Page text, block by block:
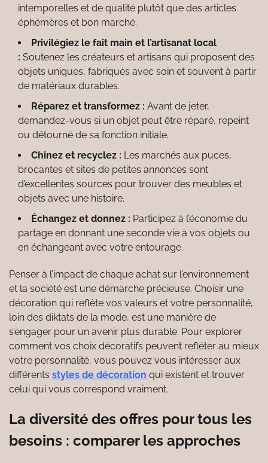
intemporelles et de qualité plutôt que des articles
éphémères et bon marché.
Privilégiez le fait main et l’artisanat local
: Soutenez les créateurs et artisans qui proposent des
objets uniques, fabriqués avec soin et souvent à partir
de matériaux durables.
Réparez et transformez : Avant de jeter,
demandez-vous si un objet peut être réparé, repeint
ou détourné de sa fonction initiale.
Chinez et recyclez : Les marchés aux puces,
brocantes et sites de petites annonces sont
d’excellentes sources pour trouver des meubles et
objets avec une histoire.
Échangez et donnez : Participez à l’économie du
partage en donnant une seconde vie à vos objets ou
en échangeant avec votre entourage.
Penser à l’impact de chaque achat sur l’environnement
et la société est une démarche précieuse. Choisir une
décoration qui reflète vos valeurs et votre personnalité,
loin des diktats de la mode, est une manière de
s’engager pour un avenir plus durable. Pour explorer
comment vos choix décoratifs peuvent refléter au mieux
votre personnalité, vous pouvez vous intéresser aux
différents styles de décoration qui existent et trouver
celui qui vous correspond vraiment.
La diversité des offres pour tous les
besoins : comparer les approches